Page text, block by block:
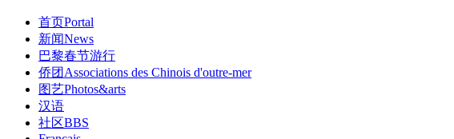
首页Portal
新闻News
巴黎春节游行
侨团 Associations des Chinois d'outre-mer
图艺Photos&arts
汉语
社区BBS